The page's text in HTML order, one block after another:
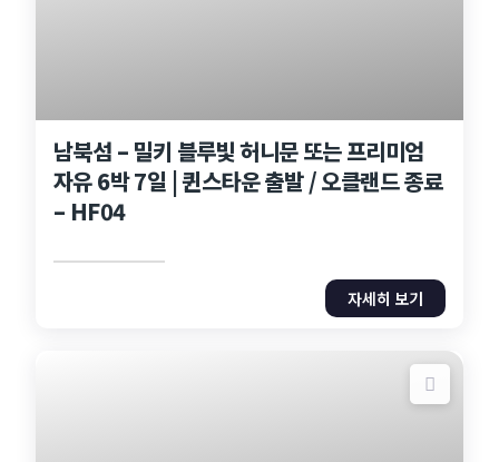
남북섬 – 밀키 블루빛 허니문 또는 프리미엄
자유 6박 7일 | 퀸스타운 출발 / 오클랜드 종료
– HF04
자세히 보기